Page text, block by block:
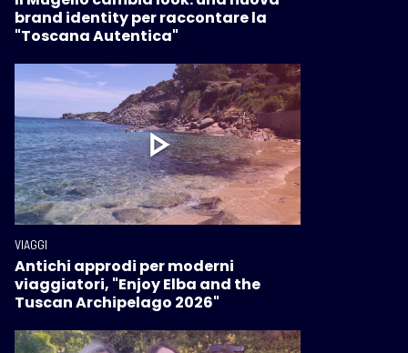
brand identity per raccontare la
"Toscana Autentica"
VIAGGI
Antichi approdi per moderni
viaggiatori, "Enjoy Elba and the
Tuscan Archipelago 2026"